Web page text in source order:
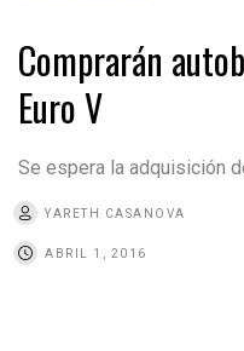
Comprarán
Euro V
Se espera la adquisición
YARETH CASANOVA
ABRIL 1, 2016